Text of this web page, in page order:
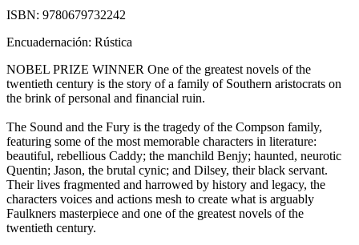
ISBN: 9780679732242
Encuadernación: Rústica
NOBEL PRIZE WINNER One of the greatest novels of the
twentieth century is the story of a family of Southern aristocrats on
the brink of personal and financial ruin.
The Sound and the Fury is the tragedy of the Compson family,
featuring some of the most memorable characters in literature:
beautiful, rebellious Caddy; the manchild Benjy; haunted, neurotic
Quentin; Jason, the brutal cynic; and Dilsey, their black servant.
Their lives fragmented and harrowed by history and legacy, the
characters voices and actions mesh to create what is arguably
Faulkners masterpiece and one of the greatest novels of the
twentieth century.